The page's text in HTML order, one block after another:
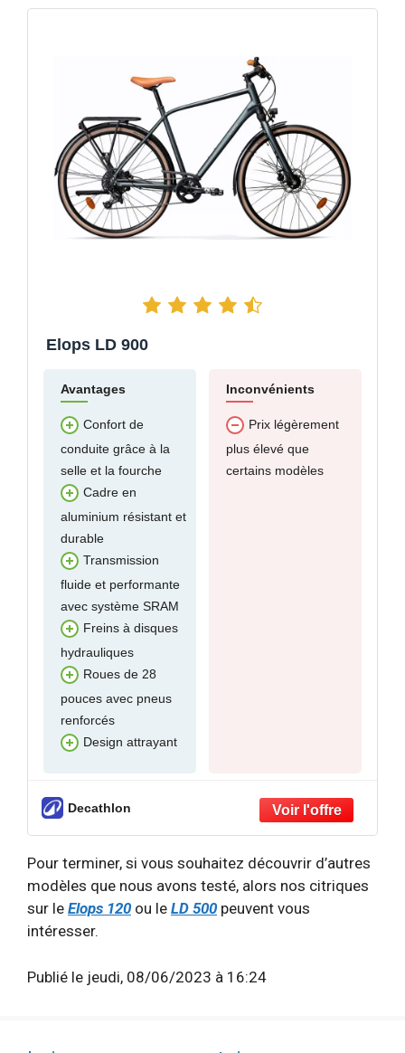
Elops LD 900
Avantages
Confort de
conduite grâce à la
selle et la fourche
Cadre en
aluminium résistant et
durable
Transmission
fluide et performante
avec système SRAM
Freins à disques
hydrauliques
Roues de 28
pouces avec pneus
renforcés
Design attrayant
Inconvénients
Prix légèrement
plus élevé que
certains modèles
Decathlon
Pour terminer, si vous souhaitez découvrir d’autres
modèles que nous avons testé, alors nos citriques
sur le Elops 120 ou le LD 500 peuvent vous
intéresser.
Publié le jeudi, 08/06/2023 à 16:24